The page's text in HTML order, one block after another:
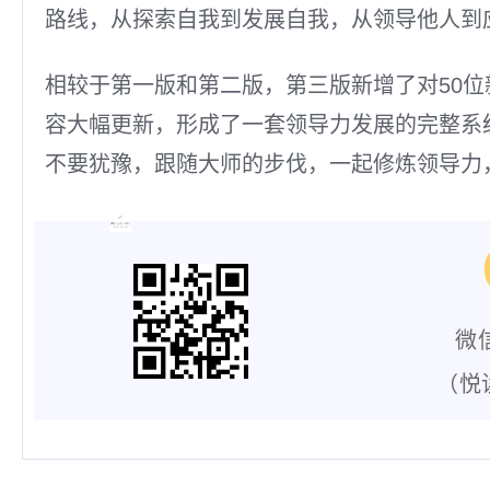
路线，从探索自我到发展自我，从领导他人
相较于第一版和第二版，第三版新增了对50
容大幅更新，形成了一套领导力发展的完整
不要犹豫，跟随大师的步伐，一起修炼领导
微
（